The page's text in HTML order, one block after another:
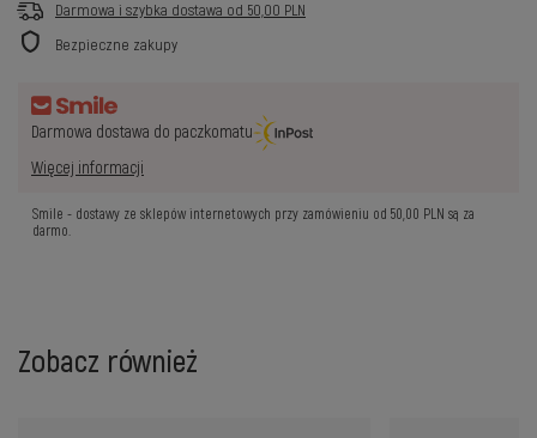
Darmowa i szybka dostawa od 50,00 PLN
Bezpieczne zakupy
Darmowa dostawa do paczkomatu
Więcej informacji
Smile - dostawy ze sklepów internetowych przy zamówieniu od50,00 PLN są za
darmo.
Zobacz również